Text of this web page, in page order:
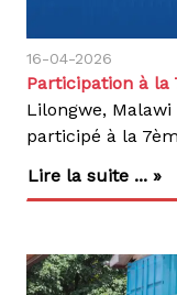
16-04-2026
Lilongwe, Malawi
Lire la suite ... »